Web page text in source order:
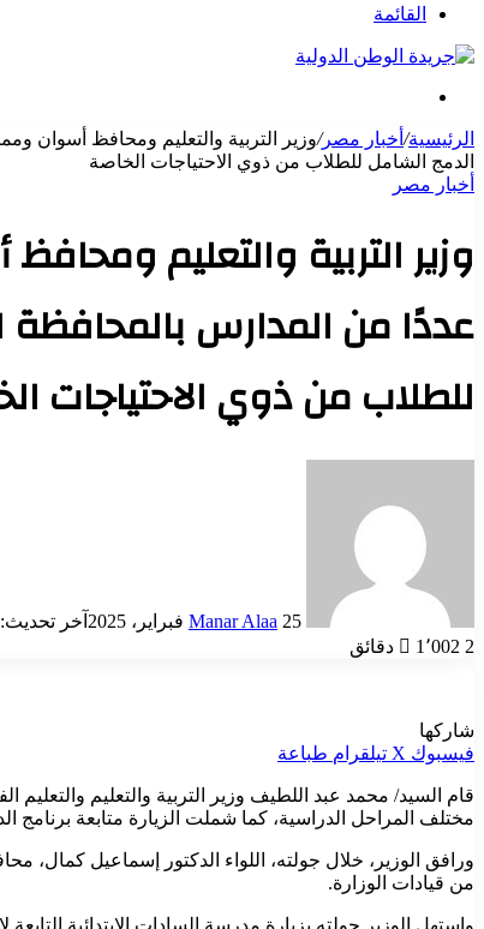
القائمة
الرئيسية/ أخبار مصر/وزير التربية والتعليم ومحافظ أسوان
الدمج الشامل للطلاب من ذوي الاحتياجات الخاصة
أخبار مصر
وزير التربية والتعليم
عددًا من المدارس بالمحافظة
للطلاب من ذوي الاحتياجات
Manar Alaa 25 فبراير، 2025
آخر تحديث: 25 فبراير، 2025
1٬002 2 دقائق
شاركها
فيسبوك ‫X تيلقرام طباعة
قام السيد/ محمد عبد اللطيف وزير التربية والتعليم
مختلف المراحل الدراسية، كما شملت الزيارة متابعة برنامج
ورافق الوزير، خلال جولته، اللواء الدكتور إسماعيل
من قيادات الوزارة.